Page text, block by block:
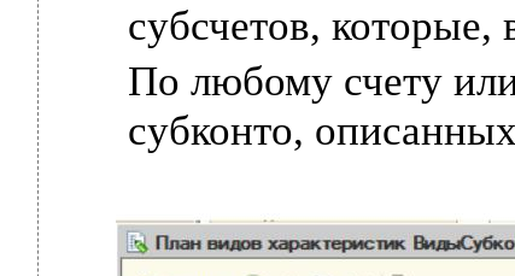
субсчетов, которые,
По любому счету
субконто,